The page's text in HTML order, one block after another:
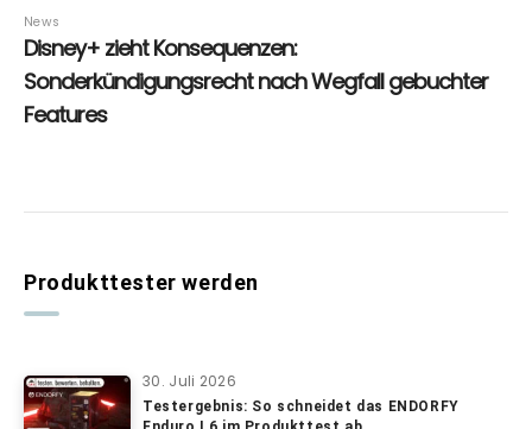
Produkttester werden
30. Juli 2026
Testergebnis: So schneidet das ENDORFY